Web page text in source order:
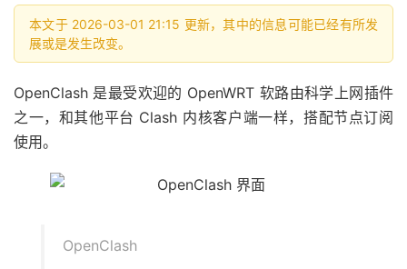
本文于 2026-03-01 21:15 更新，其中的信息可能已经有所发
展或是发生改变。
OpenClash 是最受欢迎的 OpenWRT 软路由科学上网插件
之一，和其他平台 Clash 内核客户端一样，搭配节点订阅
使用。
OpenClash